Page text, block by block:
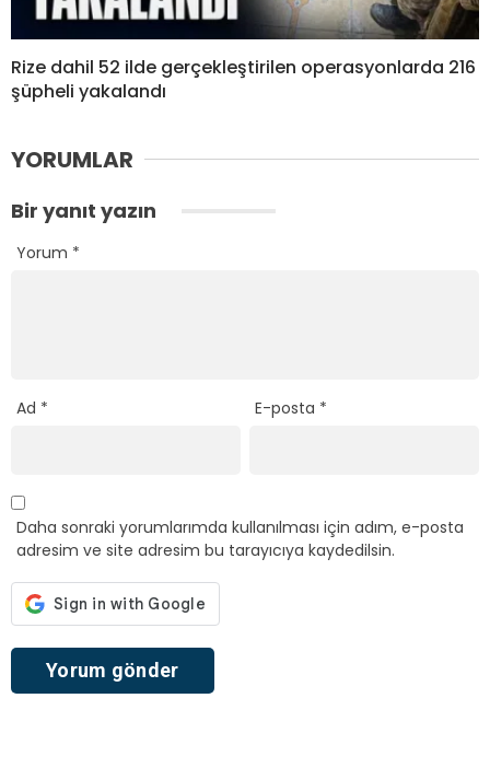
Rize dahil 52 ilde gerçekleştirilen operasyonlarda 216
şüpheli yakalandı
YORUMLAR
Bir yanıt yazın
Yorum *
Ad * E-posta *
Daha sonraki yorumlarımda kullanılması için adım, e-posta
adresim ve site adresim bu tarayıcıya kaydedilsin.